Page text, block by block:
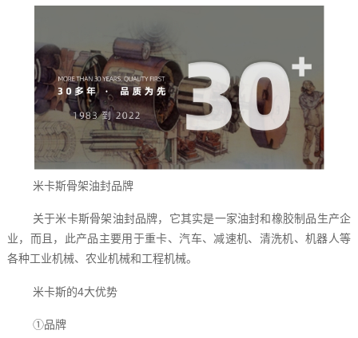
米卡斯骨架油封品牌
关于米卡斯骨架油封品牌，它其实是一家油封和橡胶制品生产企
业，而且，此产品主要用于重卡、汽车、减速机、清洗机、机器人等
各种工业机械、农业机械和工程机械。
米卡斯的4大优势
①品牌